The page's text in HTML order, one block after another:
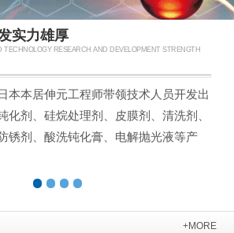
实力雄厚
TECHNOLOGY RESEARCH AND DEVELOPMENT STRENGTH
本本居伸元工程师带领技术人员开发出
化剂、硅烷处理剂、皮膜剂、清洗剂、
锈剂、酸洗钝化膏、电解抛光液等产
+MORE